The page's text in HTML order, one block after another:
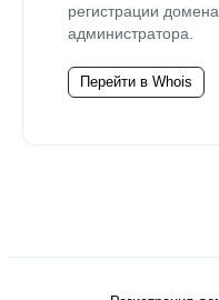
регистрации
администратора.
Перейти в Whois